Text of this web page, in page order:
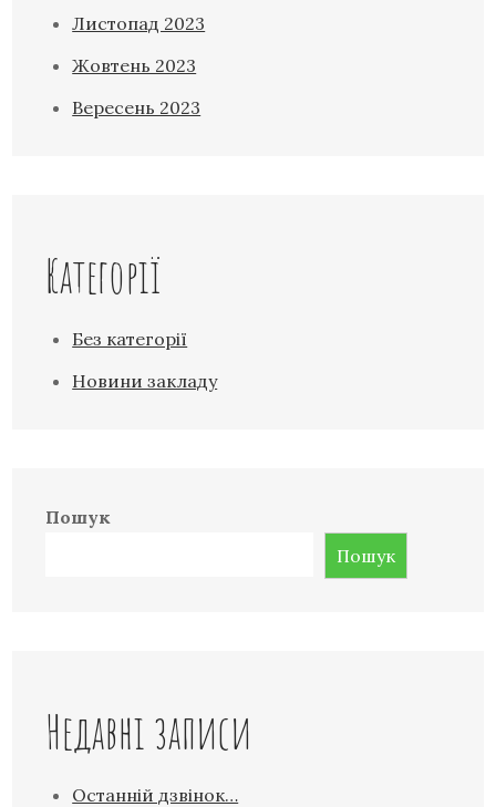
Листопад 2023
Жовтень 2023
Вересень 2023
Категорії
Без категорії
Новини закладу
Пошук
Пошук
Недавні записи
Останній дзвінок…